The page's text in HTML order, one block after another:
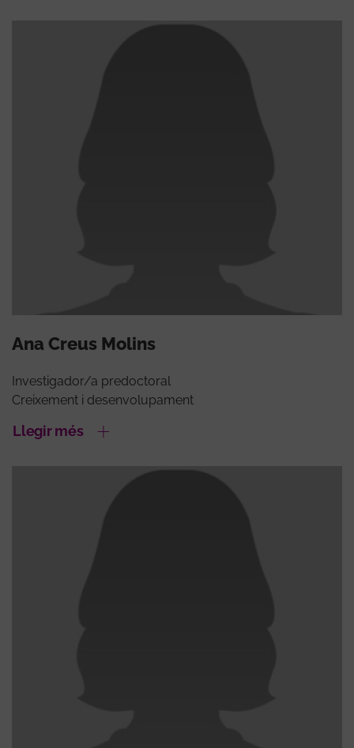
Ana Creus Molins
Investigador/a predoctoral
Creixement i desenvolupament
Llegir més